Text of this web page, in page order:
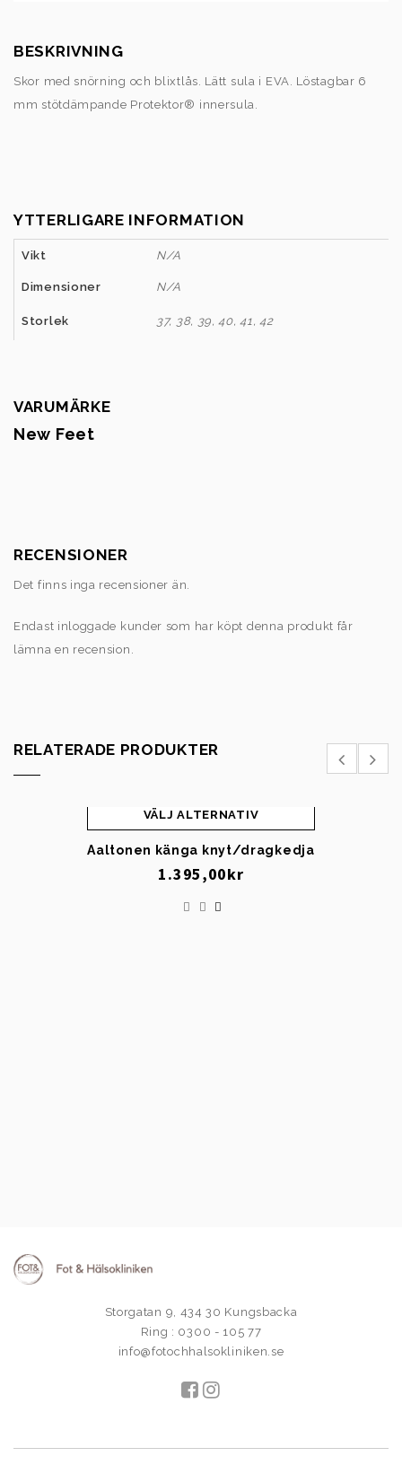
BESKRIVNING
Skor med snörning och blixtlås. Lätt sula i EVA. Löstagbar 6
mm stötdämpande Protektor® innersula.
YTTERLIGARE INFORMATION
Vikt N/A
Dimensioner N/A
Storlek 37, 38, 39, 40, 41, 42
VARUMÄRKE
New Feet
RECENSIONER
Det finns inga recensioner än.
Endast inloggade kunder som har köpt denna produkt får
lämna en recension.
RELATERADE PRODUKTER
Aaltonen känga knyt/dragkedja
1.395,00kr
VÄLJ ALTERNATIV
Storgatan 9, 434 30 Kungsbacka
Ring : 0300 - 105 77
info@fotochhalsokliniken.se